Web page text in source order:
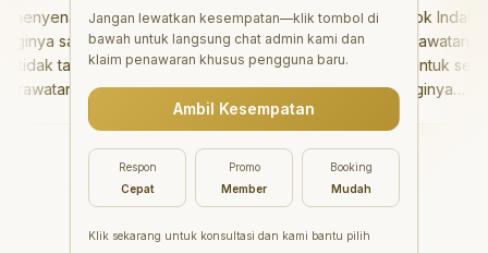
sangat baik
takut sama
tidak
setelahnya.
ke dokter
"Aesthetic Pondok Indah
menawarkan perawatan gigi
yang luar biasa untuk semua
orang. Dokter giginya
profesional, ramah, dan
meluangkan waktu untuk
mengedukasi pasien tentang
kesehatan gigi dan mulut
yang baik. Klinik ini terletak di
daerah yang strategis,
Jangan lewatkan kesempatan—klik tombol di
bawah untuk langsung chat admin kami dan
klaim penawaran khusus pengguna baru.
Ambil Kesempatan
Respon
Cepat
Promo
Member
Booking
Mudah
Klik sekarang untuk konsultasi dan kami bantu pilih